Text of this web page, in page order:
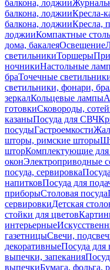
балкона, лоджии
балкона, лоджииКресла-
балкона, лоджииКресла,
лоджииКомпактные
дома, бакалеяОсвещение
светильникиТоршеры
ночникиНастольные
браТочечные
светильники, фонари, бра
зеркалКольцевые лампы
готовкиСковороды,
казаныПосуда для СВЧ
посудыГастроемкости
шторы, римские шторы
шторКомплектующие
оконЭлектроприводные
посуда, сервировка
напитковПосуда для
приборыСтоловая посуда
сервировкиДетская
стойки для цветов
интерьерные
газетницыСвечи,
декоративныеПосуда для
выпечки, запекания
выпечкиБумага, фольга,